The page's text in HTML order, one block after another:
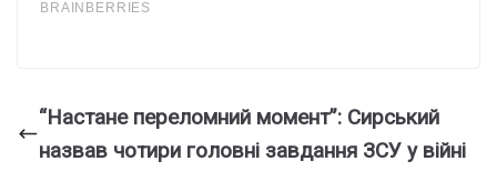
“Настане переломний момент”: Сирський
назвав чотири головні завдання ЗСУ у війні